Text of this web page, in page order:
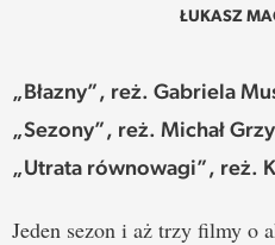
SŁOWO
FELIETONY
ŁUKASZ
„Błazny”, reż. Gabriela
„Sezony”, reż. Michał
„Utrata równowagi”, reż.
Jeden sezon i aż trzy filmy o